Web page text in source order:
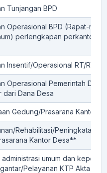
Tunjangan BPD
Operasional BPD (Rapat-rapat
perlengkapan
Insentif/Operasional RT/RW
Operasional Pemerintah Desa
dari Dana Desa
Gedung/Prasarana Kantor
Rehabilitasi/Peningkatan
Kantor Desa**
administrasi umum dan
Pelayanan KTP Akta